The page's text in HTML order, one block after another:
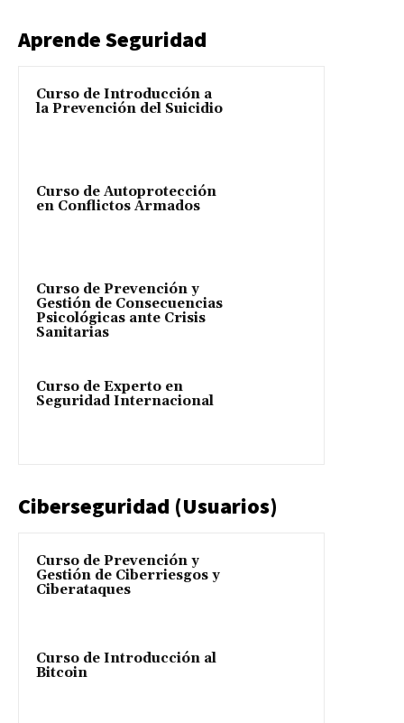
Aprende Seguridad
Curso de Introducción a
la Prevención del Suicidio
Curso de Autoprotección
en Conflictos Armados
Curso de Prevención y
Gestión de Consecuencias
Psicológicas ante Crisis
Sanitarias
Curso de Experto en
Seguridad Internacional
Ciberseguridad (Usuarios)
Curso de Prevención y
Gestión de Ciberriesgos y
Ciberataques
Curso de Introducción al
Bitcoin